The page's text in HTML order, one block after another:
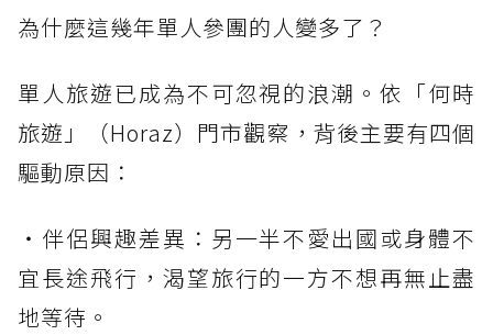
為什麼這幾年單人參團的人變多了？
單人旅遊已成為不可忽視的浪潮。依「何時
旅遊」（Horaz）門市觀察，背後主要有四個
驅動原因：
・伴侶興趣差異：另一半不愛出國或身體不
宜長途飛行，渴望旅行的一方不想再無止盡
地等待。